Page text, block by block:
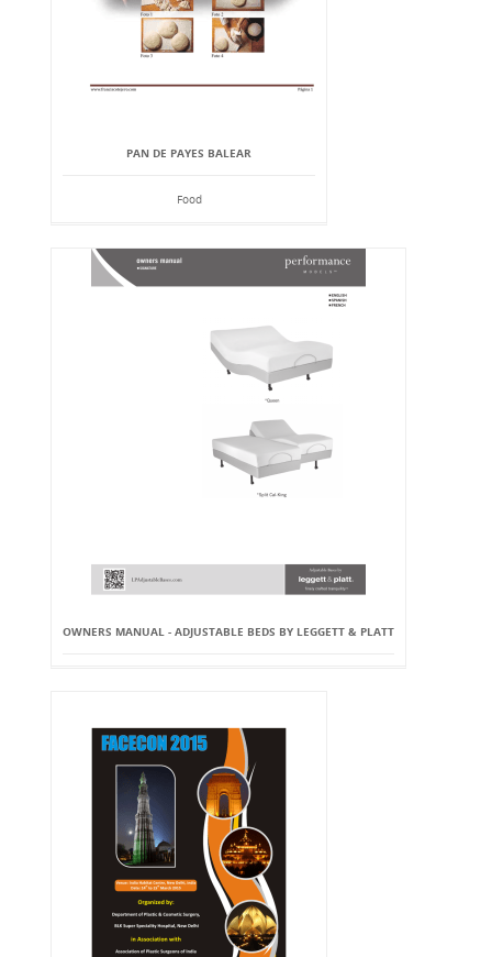
PAN DE PAYES BALEAR
Food
OWNERS MANUAL - ADJUSTABLE BEDS BY LEGGETT & PLATT